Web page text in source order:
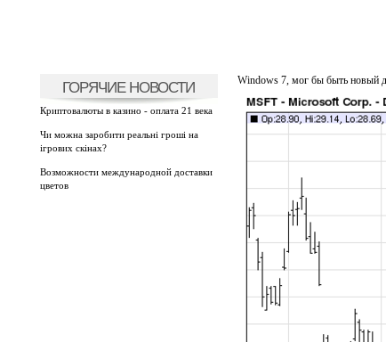
ГОРЯЧИЕ НОВОСТИ
Криптовалюты в казино - оплата 21 века
Чи можна заробити реальні гроші на
ігрових скінах?
Возможности международной доставки
цветов
Windows 7, мог бы быть новый